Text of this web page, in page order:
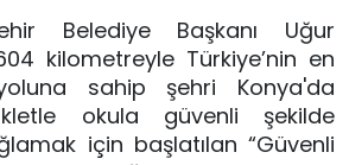
Belediye Başkanı Uğur
kilometreyle Türkiye’nin en
sahip şehri Konya'da
okula güvenli şekilde
için başlatılan “Güvenli